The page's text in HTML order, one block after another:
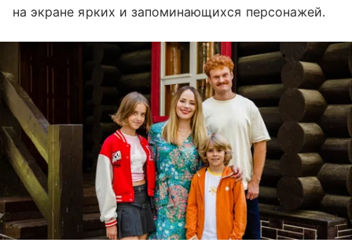
на экране ярких и запоминающихся персонажей.